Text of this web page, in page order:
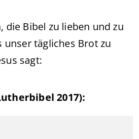
die Bibel zu lieben und zu
unser tägliches Brot zu
sagt:
2017):